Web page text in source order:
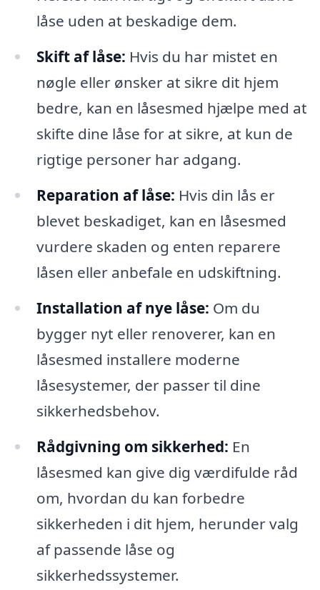
låse uden at beskadige dem.
Skift af låse: Hvis du har mistet en
nøgle eller ønsker at sikre dit hjem
bedre, kan en låsesmed hjælpe med at
skifte dine låse for at sikre, at kun de
rigtige personer har adgang.
Reparation af låse: Hvis din lås er
blevet beskadiget, kan en låsesmed
vurdere skaden og enten reparere
låsen eller anbefale en udskiftning.
Installation af nye låse: Om du
bygger nyt eller renoverer, kan en
låsesmed installere moderne
låsesystemer, der passer til dine
sikkerhedsbehov.
Rådgivning om sikkerhed: En
låsesmed kan give dig værdifulde råd
om, hvordan du kan forbedre
sikkerheden i dit hjem, herunder valg
af passende låse og
sikkerhedssystemer.